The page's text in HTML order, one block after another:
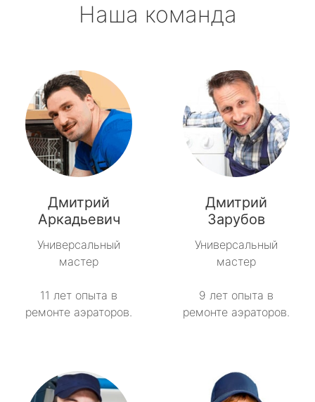
Наша команда
Дмитрий
Аркадьевич
Универсальный
мастер
11 лет опыта в
ремонте аэраторов.
Дмитрий
Зарубов
Универсальный
мастер
9 лет опыта в
ремонте аэраторов.